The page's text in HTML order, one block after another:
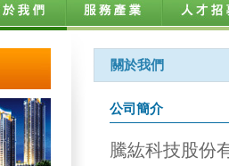
關於我們
公司簡介
騰紘科技股份